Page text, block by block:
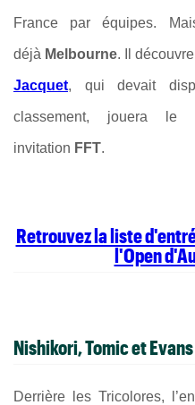
France par équipes.
déjà Melbourne. Il
Jacquet, qui devait
classement, jouera
invitation FFT.
Retrouvez la liste
l'Open
Nishikori, Tomic et
Derrière les Tricolores,